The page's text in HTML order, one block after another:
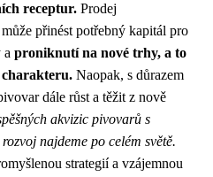
receptur. Prodej
přinést potřebný kapitál pro
a proniknutí na nové trhy, a to
charakteru. Naopak, s důrazem
dále růst a těžit z nově
akvizic pivovarů s
najdeme po celém světě.
strategií a vzájemnou